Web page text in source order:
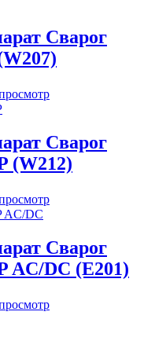
Сварог
Сварог
(W212)
Сварог
AC/DC (E201)